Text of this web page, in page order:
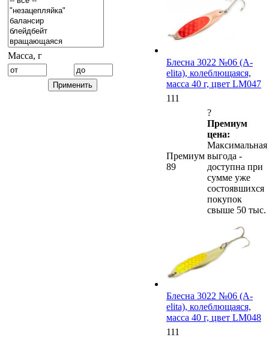
Масса, г
Блесна 3022 №06 (А-
elita), колеблющаяся,
масса 40 г, цвет LM047
111
Премиум
89
?
Премиум
цена:
Максимальная
выгода -
доступна при
сумме уже
состоявшихся
покупок
свыше 50 тыс.
Блесна 3022 №06 (А-
elita), колеблющаяся,
масса 40 г, цвет LM048
111